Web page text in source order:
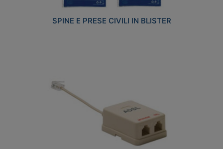
SPINE E PRESE CIVILI IN BLISTER